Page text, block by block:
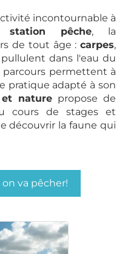
incontournable à
station pêche, la
de tout âge : carpes,
dans l'eau du
parcours permettent à
pratique adapté à son
naturepropose de
cours de stages et
découvrir la faune qui
on va pêcher!